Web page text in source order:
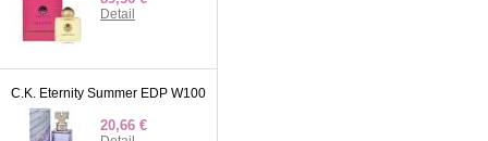
Detail
C.K. Eternity Summer EDP W100
20,66 €